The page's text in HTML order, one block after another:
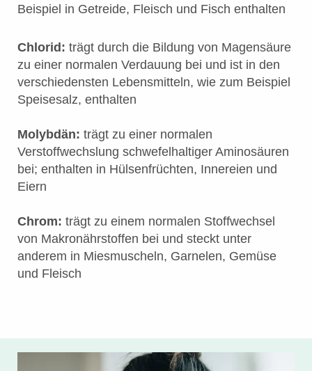
Beispiel in Getreide, Fleisch und Fisch enthalten
Chlorid: trägt durch die Bildung von Magensäure
zu einer normalen Verdauung bei und ist in den
verschiedensten Lebensmitteln, wie zum Beispiel
Speisesalz, enthalten
Molybdän: trägt zu einer normalen
Verstoffwechslung schwefelhaltiger Aminosäuren
bei; enthalten in Hülsenfrüchten, Innereien und
Eiern
Chrom: trägt zu einem normalen Stoffwechsel
von Makronährstoffen bei und steckt unter
anderem in Miesmuscheln, Garnelen, Gemüse
und Fleisch